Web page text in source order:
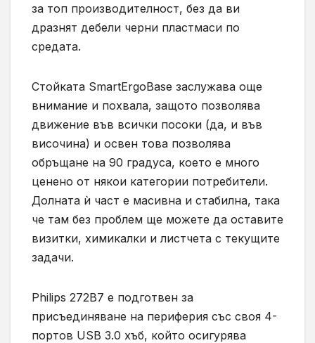
за топ производителност, без да ви
дразнят дебели черни пластмаси по
средата.
Стойката SmartErgoBase заслужава още
внимание и похвала, защото позволява
движение във всички посоки (да, и във
височина) и освен това позволява
обръщане на 90 градуса, което е много
ценено от някои категории потребители.
Долната ѝ част е масивна и стабилна, така
че там без проблем ще можете да оставите
визитки, химикалки и листчета с текущите
задачи.
Philips 272B7 е подготвен за
присъединяване на периферия със своя 4-
портов USB 3.0 хъб, който осигурява